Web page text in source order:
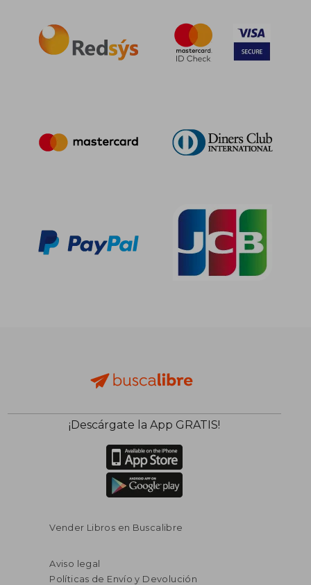
¡Descárgate la App GRATIS!
Vender Libros en Buscalibre
Aviso legal
Políticas de Envío y Devolución